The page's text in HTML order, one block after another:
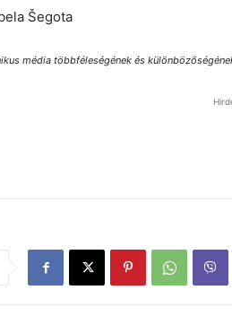
Šegota
média többféleségének és